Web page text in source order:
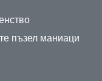
пъзел маниаци